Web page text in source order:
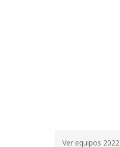
Ver equipos 2022